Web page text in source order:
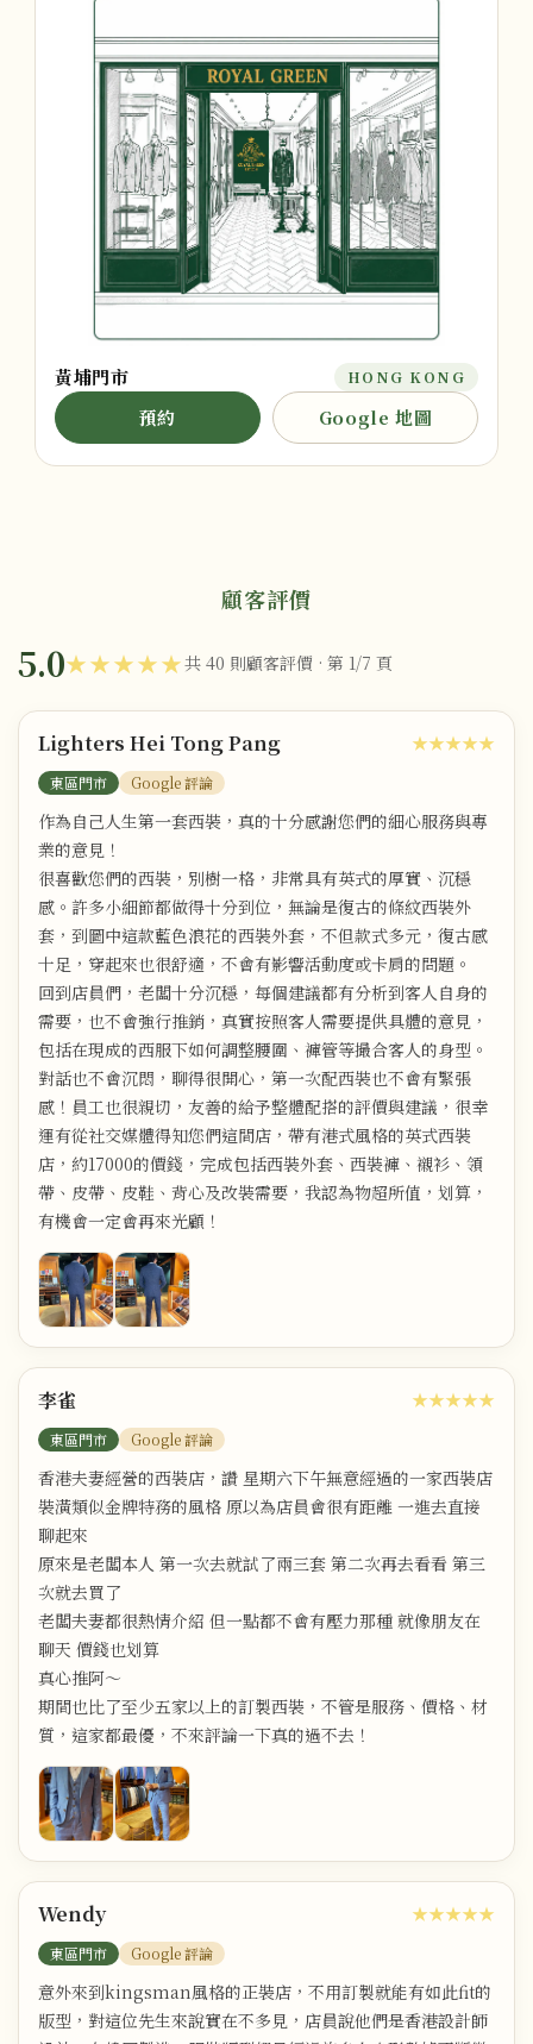
黃埔門市 HONG KONG
預約 Google 地圖
顧客評價
5.0★★★★★共 40 則顧客評價 · 第 1/7 頁
Lighters Hei Tong Pang
東區門市 Google 評論
★★★★★
作為自己人生第一套西裝，真的十分感謝您們的細心服務與專
業的意見！
很喜歡您們的西裝，別樹一格，非常具有英式的厚實、沉穩
感。許多小細節都做得十分到位，無論是復古的條紋西裝外
套，到圖中這款藍色浪花的西裝外套，不但款式多元，復古感
十足，穿起來也很舒適，不會有影響活動度或卡肩的問題。
回到店員們，老闆十分沉穩，每個建議都有分析到客人自身的
需要，也不會強行推銷，真實按照客人需要提供具體的意見，
包括在現成的西服下如何調整腰圍、褲管等撮合客人的身型。
對話也不會沉悶，聊得很開心，第一次配西裝也不會有緊張
感！員工也很親切，友善的給予整體配搭的評價與建議，很幸
運有從社交媒體得知您們這間店，帶有港式風格的英式西裝
店，約17000的價錢，完成包括西裝外套、西裝褲、襯衫、領
帶、皮帶、皮鞋、背心及改裝需要，我認為物超所值，划算，
有機會一定會再來光顧！
李雀
東區門市 Google 評論
★★★★★
香港夫妻經營的西裝店，讚 星期六下午無意經過的一家西裝店
裝潢類似金牌特務的風格 原以為店員會很有距離 一進去直接
聊起來
原來是老闆本人 第一次去就試了兩三套 第二次再去看看 第三
次就去買了
老闆夫妻都很熱情介紹 但一點都不會有壓力那種 就像朋友在
聊天 價錢也划算
真心推阿～
期間也比了至少五家以上的訂製西裝，不管是服務、價格、材
質，這家都最優，不來評論一下真的過不去！
Wendy
東區門市 Google 評論
★★★★★
意外來到kingsman風格的正裝店，不用訂製就能有如此fit的
版型，對這位先生來說實在不多見，店員說他們是香港設計師